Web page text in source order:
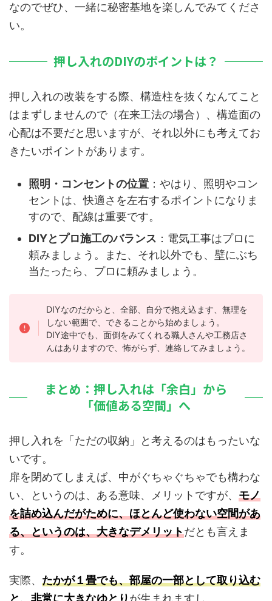
なのでぜひ、一緒に秘密基地を楽しんでみてくださ
い。
押し入れのDIYのポイントは？
押し入れの改装をする際、構造柱を抜くなんてこと
はまずしませんので（在来工法の場合）、構造面の
心配は不要だと思いますが、それ以外にも考えてお
きたいポイントがあります。
照明・コンセントの位置 ：やはり、照明やコン
セントは、快適さを左右するポイントになりま
すので、配線は重要です。
DIYとプロ施工のバランス ：電気工事はプロに
頼みましょう。また、それ以外でも、壁にぶち
当たったら、プロに頼みましょう。
DIYなのだからと、全部、自分で抱え込ます、無理を
しない範囲で、できることから始めましょう。
DIY途中でも、面倒をみてくれる職人さんや工務店さ
んはありますので、怖がらず、連絡してみましょう。
まとめ：押し入れは「余白」から
「価値ある空間」へ
押し入れを「ただの収納」と考えるのはもったいな
いです。
扉を閉めてしまえば、中がぐちゃぐちゃでも構わな
い、というのは、ある意味、メリットですが、 モノ
を詰め込んだがために、ほとんど使わない空間があ
る、というのは、大きなデメリットだとも言えま
す。
実際、 たかが１畳でも、部屋の一部として取り込む
と、非常に大きなゆとりが生まれますし、